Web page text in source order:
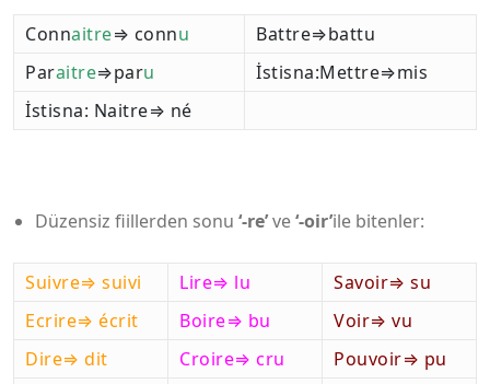
Connaitre⇒ connu
Battre⇒battu
Paraitre⇒paru
İstisna:Mettre⇒mis
İstisna: Naitre⇒ né
Düzensiz fiillerden sonu ‘-re’ve‘-oir’ile bitenler:
Suivre⇒ suivi Lire⇒ lu
Savoir⇒ su
Ecrire⇒ écrit
Boire⇒ bu
Voir⇒ vu
Dire⇒ dit
Croire⇒ cru Pouvoir⇒ pu